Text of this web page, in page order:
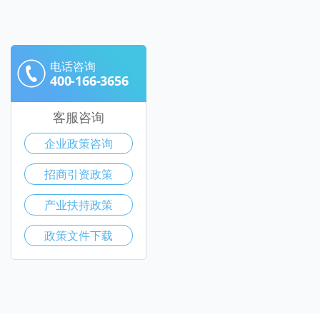
电话咨询
400-166-3656
客服咨询
企业政策咨询
招商引资政策
产业扶持政策
政策文件下载